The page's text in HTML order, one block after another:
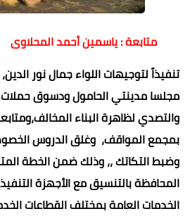
متابعة : ياسمين أحمد المحلاوى
تنفيذاً لتوجيهات اللواء جمال نور
مجلسا مدينتي الحامول ودسوق حملات
والتصدي لظاهرة البناء
بمجمع المواقف، وغلق الدروس
وضبط التكاتك ،، وذلك ضمن الخطة
المحافظة بالتنسيق مع الأجهزة
الخدمات العامة بمختلف القطاعات